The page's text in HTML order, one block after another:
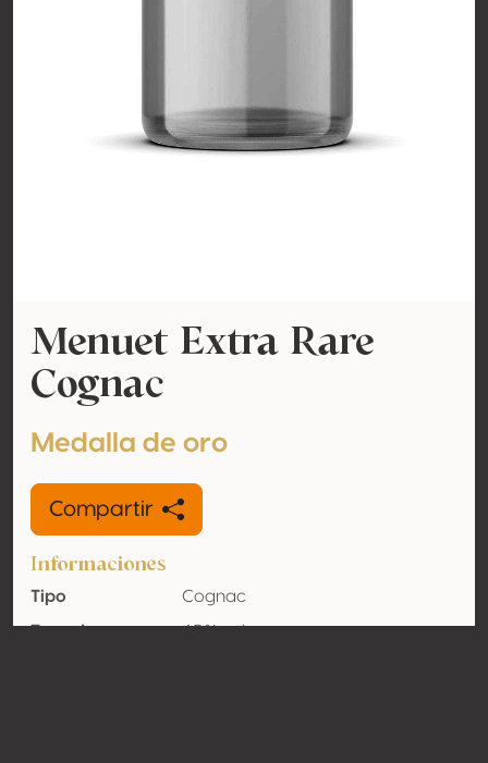
Menuet Extra Rare
Cognac
Medalla de oro
Compartir
Informaciones
Tipo
Cognac
Tasa de
40% vol